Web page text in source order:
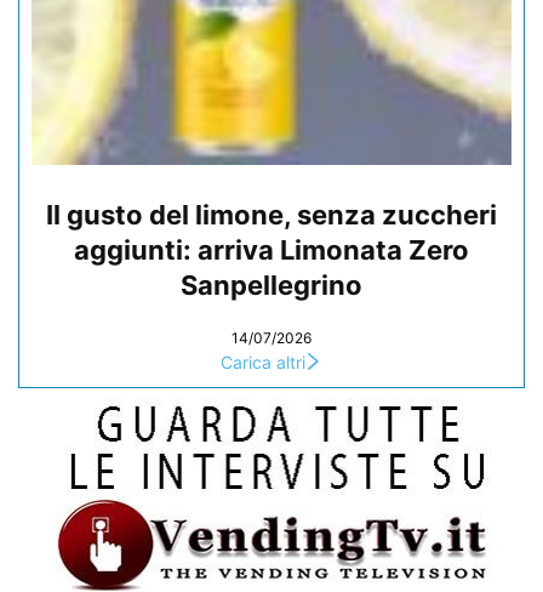
Il gusto del limone, senza zuccheri
aggiunti: arriva Limonata Zero
Sanpellegrino
14/07/2026
Carica altri